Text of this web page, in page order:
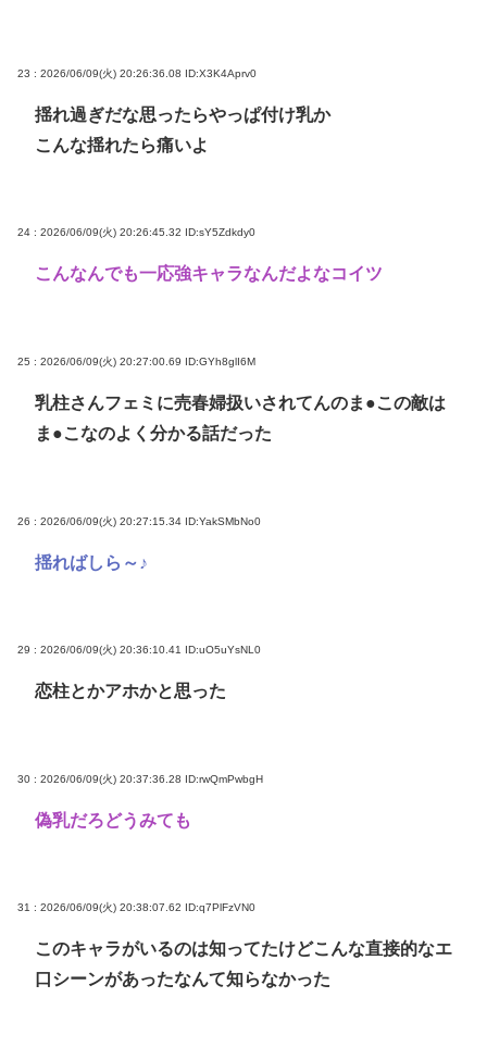
23 : 2026/06/09(火) 20:26:36.08 ID:X3K4Aprv0
揺れ過ぎだな思ったらやっぱ付け乳か
こんな揺れたら痛いよ
24 : 2026/06/09(火) 20:26:45.32 ID:sY5Zdkdy0
こんなんでも一応強キャラなんだよなコイツ
25 : 2026/06/09(火) 20:27:00.69 ID:GYh8glI6M
乳柱さんフェミに売春婦扱いされてんのま●この敵は
ま●こなのよく分かる話だった
26 : 2026/06/09(火) 20:27:15.34 ID:YakSMbNo0
揺ればしら～♪
29 : 2026/06/09(火) 20:36:10.41 ID:uO5uYsNL0
恋柱とかアホかと思った
30 : 2026/06/09(火) 20:37:36.28 ID:rwQmPwbgH
偽乳だろどうみても
31 : 2026/06/09(火) 20:38:07.62 ID:q7PlFzVN0
このキャラがいるのは知ってたけどこんな直接的なエ
口シーンがあったなんて知らなかった